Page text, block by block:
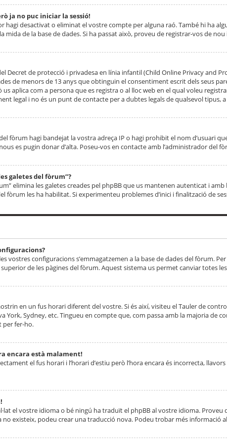
ja no puc iniciar la sessió!
hagi desactivat o eliminat el vostre compte per alguna raó. També hi ha
mida de la base de dades. Si ha passat això, proveu de registrar-vos de
Decret de protecció i privadesa en línia infantil (Child Online Privacy and
de menors de 13 anys que obtinguin el consentiment escrit dels seus
us aplica com a persona que es registra o al lloc web en el qual voleu
legal i no és un punt de contacte per a dubtes legals de qualsevol tipus,
fòrum hagi bandejat la vostra adreça IP o hagi prohibit el nom d’usuari
es pugin donar d’alta. Poseu-vos en contacte amb l’administrador del
galetes del fòrum”?
elimina les galetes creades pel phpBB que us mantenen autenticat i
fòrum les ha habilitat. Si experimenteu problemes d’inici i finalització de
vostres configuracions s’emmagatzemen a la base de dades del fòrum.
de les pàgines del fòrum. Aquest sistema us permet canviar totes
en un fus horari diferent del vostre. Si és així, visiteu el Tauler de
York, Sydney, etc. Tingueu en compte que, com passa amb la majoria de
per fer-ho.
encara està malament!
el fus horari i l’horari d’estiu però l’hora encara és incorrecta,
el vostre idioma o bé ningú ha traduït el phpBB al vostre idioma.
no existeix, podeu crear una traducció nova. Podeu trobar més informació